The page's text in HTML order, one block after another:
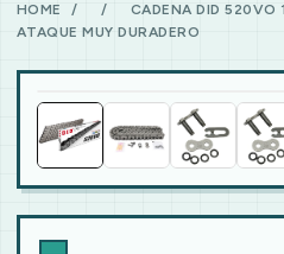
HOME / /
CADENA DID 520VO
ATAQUE MUY DURADERO